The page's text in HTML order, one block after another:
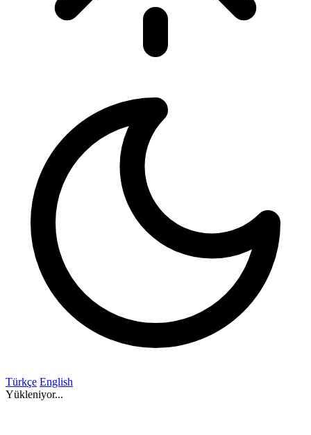
Türkçe English
Yükleniyor...